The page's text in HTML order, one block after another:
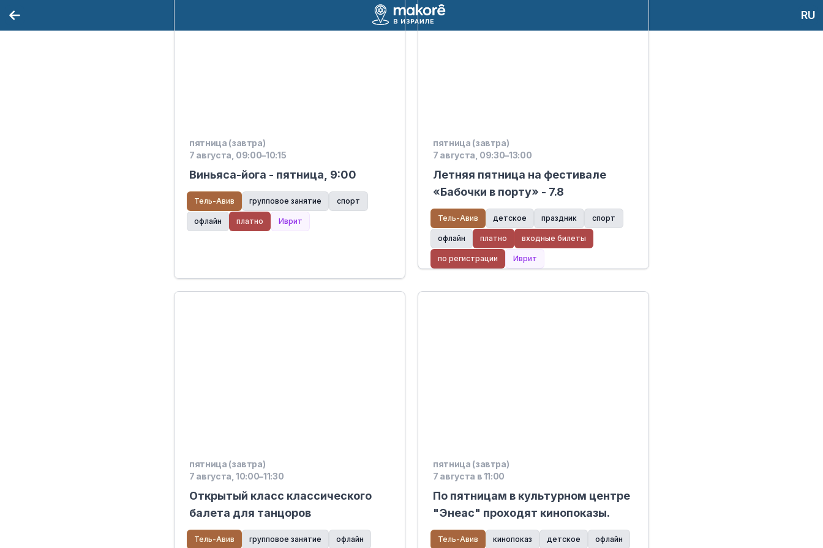
RU
пятница (завтра)
7 августа, 09:00–10:15
Виньяса-йога - пятница, 9:00
Тель-Авив групповое занятие спорт
офлайн платно Иврит
пятница (завтра)
7 августа, 09:30–13:00
Летняя пятница на фестивале
«Бабочки в порту» - 7.8
Тель-Авив детское праздник спорт
офлайн платно входные билеты
по регистрации Иврит
пятница (завтра)
7 августа, 10:00–11:30
Открытый класс классического
балета для танцоров
Тель-Авив групповое занятие офлайн
пятница (завтра)
7 августа в 11:00
По пятницам в культурном центре
"Энеас" проходят кинопоказы.
Тель-Авив кинопоказ детское офлайн